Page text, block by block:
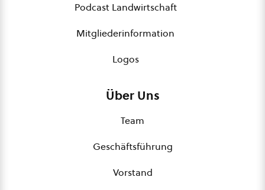
Podcast Landwirtschaft
Mitgliederinformation
Logos
Über Uns
Team
Geschäftsführung
Vorstand